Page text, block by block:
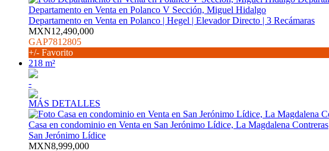
Departamento en Venta en Polanco V Sección, Miguel Hidalgo
Departamento en Venta en Polanco | Hegel | Elevador Directo | 3 Recámaras
MXN12,490,000
GAP7812805
+/- Favorito
218 m²
-
MÁS DETALLES
Casa en condominio en Venta en San Jerónimo Lídice, La Magdalena Contreras
San Jerónimo Lídice
MXN8,999,000